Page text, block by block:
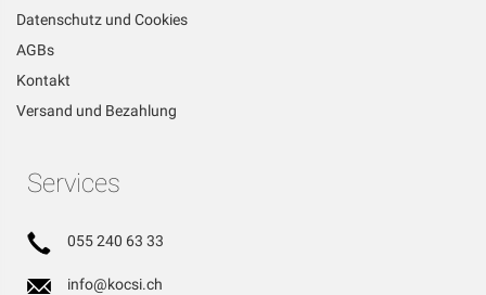
Datenschutz und Cookies
AGBs
Kontakt
Versand und Bezahlung
Services
055 240 63 33
info@kocsi.ch